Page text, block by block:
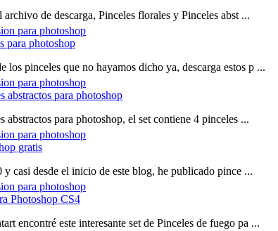
archivo de descarga, Pinceles florales y Pinceles abst ...
para photoshop
los pinceles que no hayamos dicho ya, descarga estos p ...
abstractos para photoshop
abstractos para photoshop, el set contiene 4 pinceles ...
gratis
casi desde el inicio de este blog, he publicado pince ...
Photoshop CS4
encontré este interesante set de Pinceles de fuego pa ...